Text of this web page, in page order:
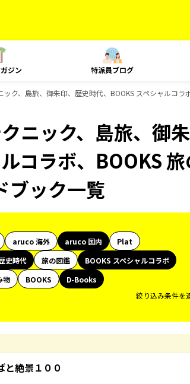
ジン 特派員ブログ
ク、島旅、御朱印、歴史時代、BOOKS スペシャルコ
ニック、島旅、御朱
コラボ、BOOKS 旅
ブック一覧
aruco 海外 aruco 国内
Plat
史時代 旅の図鑑
BOOKS スペシャルコラボ
物 BOOKS
D-Books
絞り込み条件を
と絶景１００